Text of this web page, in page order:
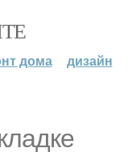
дома дизайн